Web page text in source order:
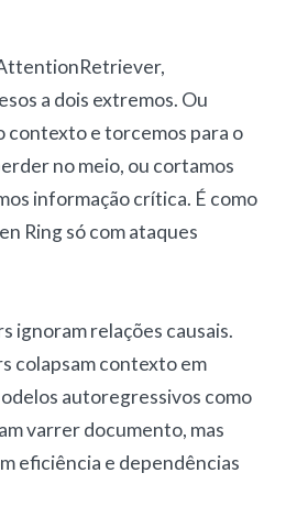
a dois extremos. Ou
contexto e torcemos para o
no meio, ou cortamos
informação crítica. É como
Ring só com ataques
ignoram relações causais.
colapsam contexto em
autoregressivos como
varrer documento, mas
eficiência e dependências